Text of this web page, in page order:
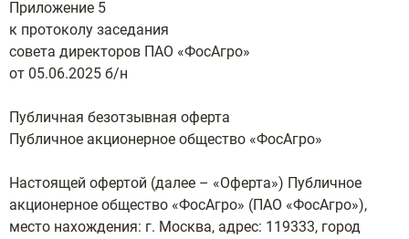
Приложение 5
к протоколу заседания
совета директоров ПАО «ФосАгро»
от 05.06.2025 б/н
Публичная безотзывная оферта
Публичное акционерное общество «ФосАгро»
Настоящей офертой (далее – «Оферта») Публичное
акционерное общество «ФосАгро» (ПАО «ФосАгро»),
место нахождения: г. Москва, адрес: 119333, город